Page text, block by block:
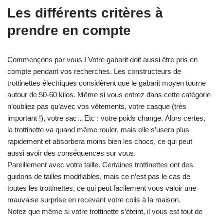
Les différents critères à
prendre en compte
Commençons par vous ! Votre gabarit doit aussi être pris en
compte pendant vos recherches. Les constructeurs de
trottinettes électriques considèrent que le gabarit moyen tourne
autour de 50-60 kilos. Même si vous entrez dans cette catégorie
n’oubliez pas qu’avec vos vêtements, votre casque (très
important !), votre sac…Etc : votre poids change. Alors certes,
la trottinette va quand même rouler, mais elle s’usera plus
rapidement et absorbera moins bien les chocs, ce qui peut
aussi avoir des conséquences sur vous.
Pareillement avec votre taille. Certaines trottinettes ont des
guidons de tailles modifiables, mais ce n’est pas le cas de
toutes les trottinettes, ce qui peut facilement vous valoir une
mauvaise surprise en recevant votre colis à la maison.
Notez que même si votre trottinette s’éteint, il vous est tout de